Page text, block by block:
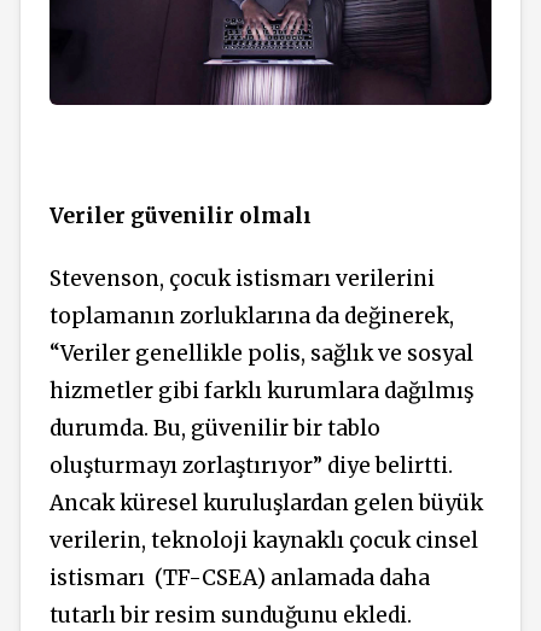
Veriler güvenilir olmalı
Stevenson, çocuk istismarı verilerini
toplamanın zorluklarına da değinerek,
“Veriler genellikle polis, sağlık ve sosyal
hizmetler gibi farklı kurumlara dağılmış
durumda. Bu, güvenilir bir tablo
oluşturmayı zorlaştırıyor” diye belirtti.
Ancak küresel kuruluşlardan gelen büyük
verilerin, teknoloji kaynaklı çocuk cinsel
istismarı (TF-CSEA) anlamada daha
tutarlı bir resim sunduğunu ekledi.